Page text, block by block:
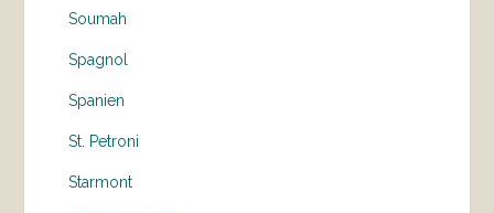
Soumah
Spagnol
Spanien
St. Petroni
Starmont